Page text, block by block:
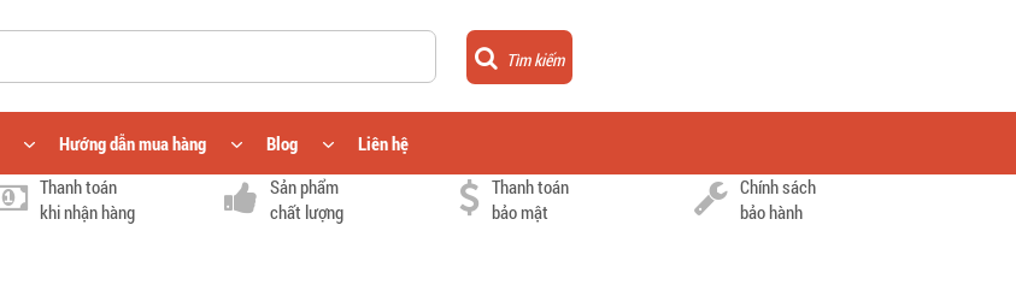
Tìm kiếm
Hướng dẫn mua hàng Blog
Liên hệ
Thanh toán
khi nhận hàng
Sản phẩm
chất lượng
Thanh toán
bảo mật
Chính sách
bảo hành